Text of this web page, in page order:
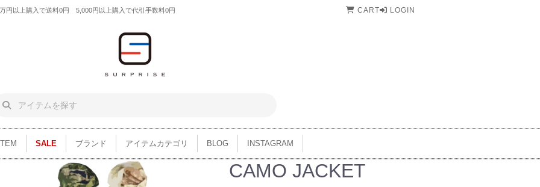
円以上購入で送料0円 5,000円以上購入で代引手数料0円 CART LOGIN
SALE ブランド アイテムカテゴリ BLOG INSTAGRAM
CAMO JACKET